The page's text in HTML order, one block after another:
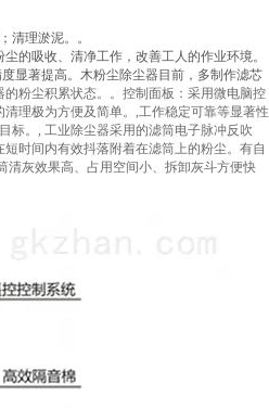
清理淤泥。。
的吸收、清净工作，改善工人的作业环境。
显著提高。木粉尘除尘器目前，多制作滤芯
粉尘积累状态。。控制面板：采用微电脑控
理极为方便及简单。,工作稳定可靠等显著性
标。, 工业除尘器采用的滤筒电子脉冲反吹
时间内有效抖落附着在滤筒上的粉尘。有自
清灰效果高、占用空间小、拆卸灰斗方便快